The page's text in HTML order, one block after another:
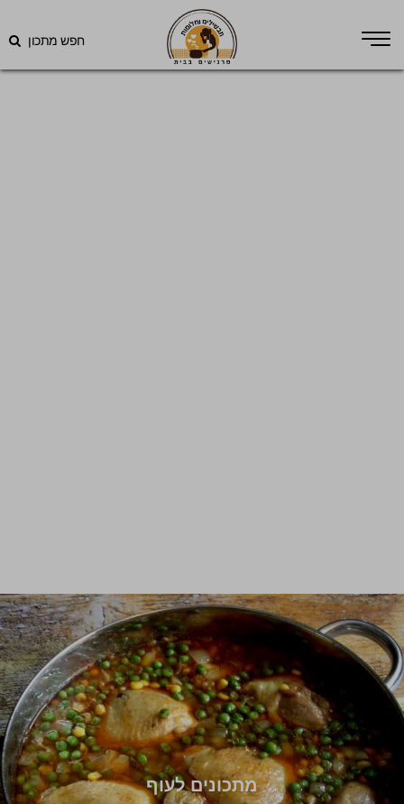
חפש מתכון
מתכונים לעוף